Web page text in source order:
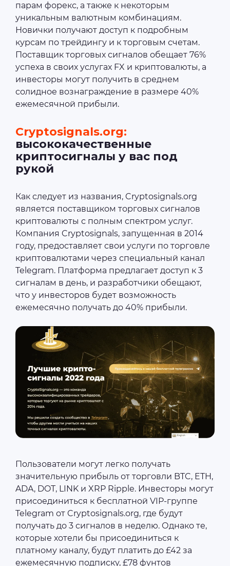
парам форекс, а также к некоторым
уникальным валютным комбинациям.
Новички получают доступ к подробным
курсам по трейдингу и к торговым счетам.
Поставщик торговых сигналов обещает 76%
успеха в своих услугах FX и криптовалюты, а
инвесторы могут получить в среднем
солидное вознаграждение в размере 40%
ежемесячной прибыли.
Cryptosignals.org:
высококачественные
криптосигналы у вас под
рукой
Как следует из названия, Cryptosignals.org
является поставщиком торговых сигналов
криптовалюты с полным спектром услуг.
Компания Cryptosignals, запущенная в 2014
году, предоставляет свои услуги по торговле
криптовалютами через специальный канал
Telegram. Платформа предлагает доступ к 3
сигналам в день, и разработчики обещают,
что у инвесторов будет возможность
ежемесячно получать до 40% прибыли.
Пользователи могут легко получать
значительную прибыль от торговли BTC, ETH,
ADA, DOT, LINK и XRP Ripple. Инвесторы могут
присоединиться к бесплатной VIP-группе
Telegram от Cryptosignals.org, где будут
получать до 3 сигналов в неделю. Однако те,
которые хотели бы присоединиться к
платному каналу, будут платить до £42 за
ежемесячную подписку, £78 фунтов